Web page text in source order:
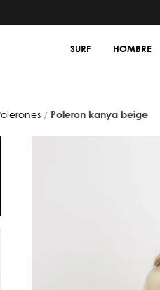
SURF HOMBRE
polerones poleron kanya beige